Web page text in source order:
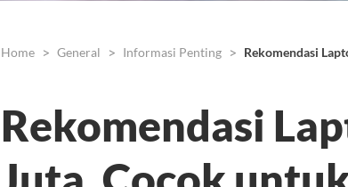
Home General Informasi Penting Rekomendasi
Rekomendasi